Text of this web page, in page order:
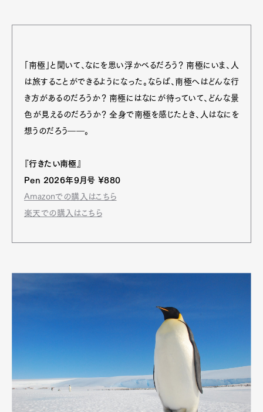
「南極」と聞いて、なにを思い浮かべるだろう？ 南極にいま、人
は旅することができるようになった。ならば、南極へはどんな行
き方があるのだろうか？ 南極にはなにが待っていて、どんな景
色が見えるのだろうか？ 全身で南極を感じたとき、人はなにを
想うのだろう――。
『行きたい南極』
Pen 2026年9月号 ¥880
Amazonでの購入はこちら
楽天での購入はこちら